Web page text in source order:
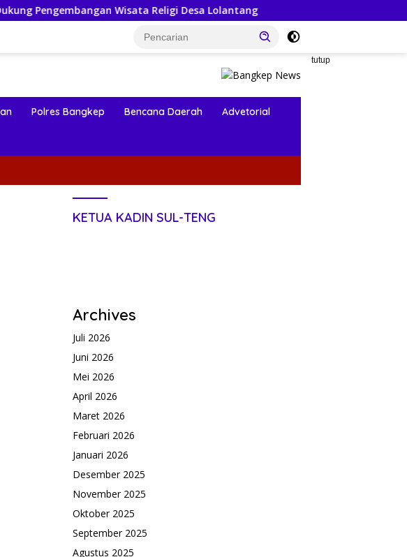
Wisata Religi Desa Lolantang Pembangunan Ruang ICU RSUD
tutup
Polres Bangkep Bencana Daerah Advetorial
KETUA KADIN SUL-TENG
Archives
Juli 2026
Juni 2026
Mei 2026
April 2026
Maret 2026
Februari 2026
Januari 2026
Desember 2025
November 2025
Oktober 2025
September 2025
Agustus 2025